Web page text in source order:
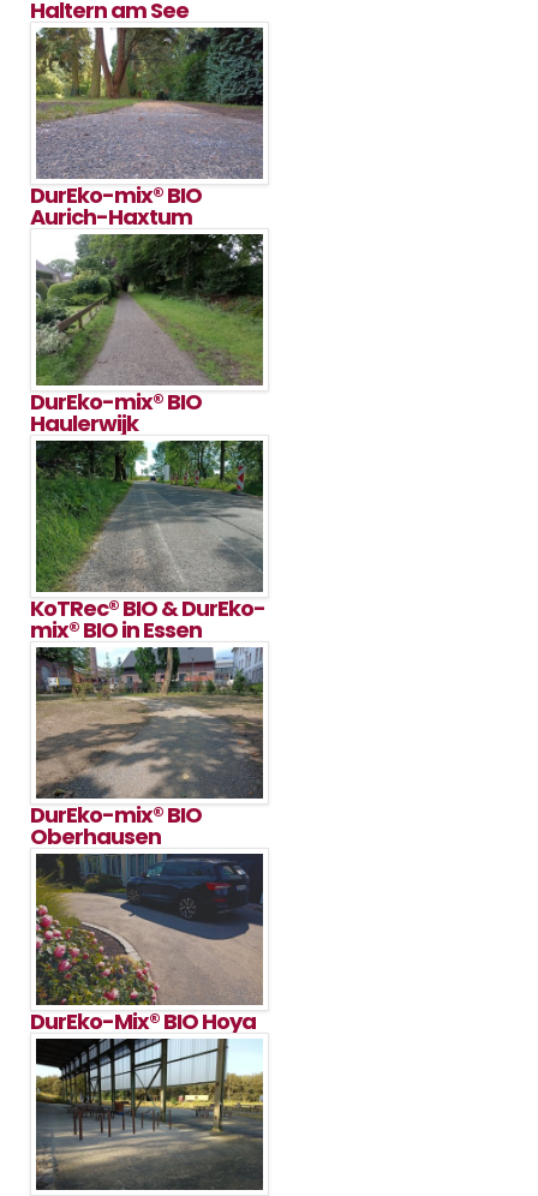
Haltern am See
DurEko-mix® BIO
Aurich-Haxtum
DurEko-mix® BIO
Haulerwijk
KoTRec® BIO & DurEko-
mix® BIO in Essen
DurEko-mix® BIO
Oberhausen
DurEko-Mix® BIO Hoya